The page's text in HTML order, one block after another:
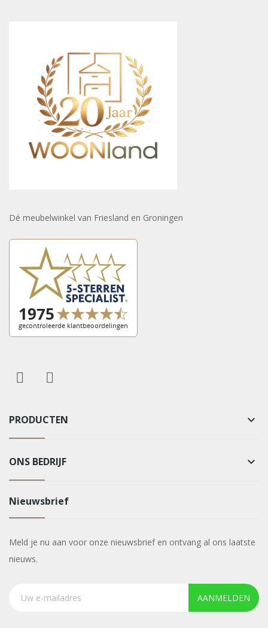
Dé meubelwinkel van Friesland en Groningen
PRODUCTEN keyboard_arrow_down
ONS BEDRIJF keyboard_arrow_down
Nieuwsbrief
Meld je nu aan voor onze nieuwsbrief en ontvang al ons laatste
nieuws.
AANMELDEN